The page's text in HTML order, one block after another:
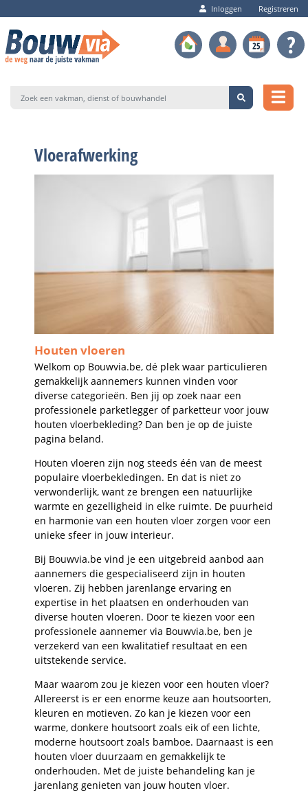
Inloggen Registreren
Vloerafwerking
Houten vloeren
Welkom op Bouwvia.be, dé plek waar particulieren
gemakkelijk aannemers kunnen vinden voor
diverse categorieën. Ben jij op zoek naar een
professionele parketlegger of parketteur voor jouw
houten vloerbekleding? Dan ben je op de juiste
pagina beland.
Houten vloeren zijn nog steeds één van de meest
populaire vloerbekledingen. En dat is niet zo
verwonderlijk, want ze brengen een natuurlijke
warmte en gezelligheid in elke ruimte. De puurheid
en harmonie van een houten vloer zorgen voor een
unieke sfeer in jouw interieur.
Bij Bouwvia.be vind je een uitgebreid aanbod aan
aannemers die gespecialiseerd zijn in houten
vloeren. Zij hebben jarenlange ervaring en
expertise in het plaatsen en onderhouden van
diverse houten vloeren. Door te kiezen voor een
professionele aannemer via Bouwvia.be, ben je
verzekerd van een kwalitatief resultaat en een
uitstekende service.
Maar waarom zou je kiezen voor een houten vloer?
Allereerst is er een enorme keuze aan houtsoorten,
kleuren en motieven. Zo kan je kiezen voor een
warme, donkere houtsoort zoals eik of een lichte,
moderne houtsoort zoals bamboe. Daarnaast is een
houten vloer duurzaam en gemakkelijk te
onderhouden. Met de juiste behandeling kan je
jarenlang genieten van jouw houten vloer.